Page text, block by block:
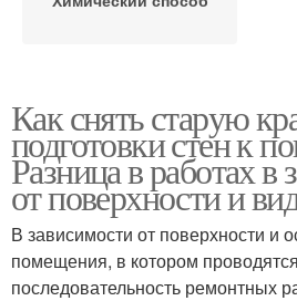
Как снять старую
подготовки стен к
Разница в работах в
от поверхности и
В зависимости от поверхности и
помещения, в котором
последовательность ремонтных